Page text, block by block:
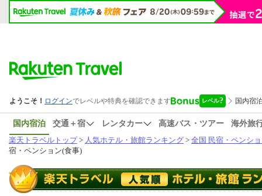
国内宿泊 交通＋宿 レンタカー 高速バス・ツアー
海外旅
楽天トラベルトップ> 人気ホテル・旅館ランキング > 全国 民宿・ペンシ
宿・ペンション(食事)